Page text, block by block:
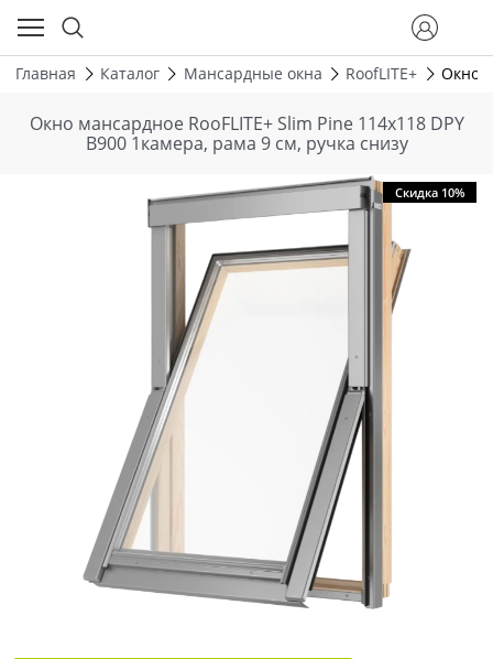
Главная Каталог Мансардные окна RoofLITE+ Окно
Окно мансардное RooFLITE+ Slim Pine 114х118 DPY
B900 1камера, рама 9 см, ручка снизу
Скидка 10%